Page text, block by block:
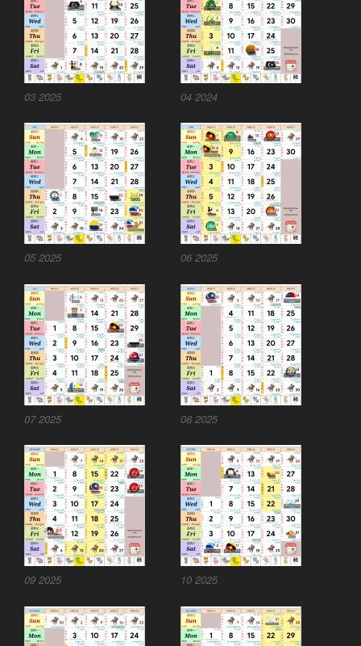
03 2025 04 2024
05 2025 06 2025
07 2025 08 2025
09 2025 10 2025